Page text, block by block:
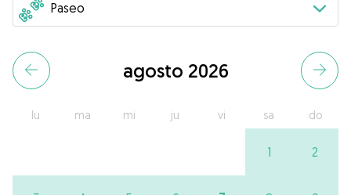
agosto 2026
lu ma mi ju vi sa do
1 2